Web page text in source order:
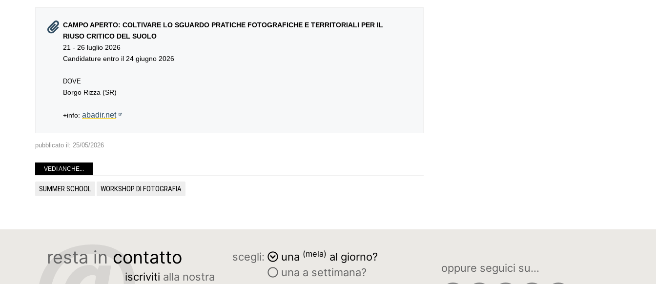
CAMPO APERTO: COLTIVARE LO SGUARDO PRATICHE FOTOGRAFICHE E TERRITORIALI PER IL
RIUSO CRITICO DEL SUOLO
21 - 26 luglio 2026
Candidature entro il 24 giugno 2026
DOVE
Borgo Rizza (SR)
+info: abadir.net
pubblicato il: 25/05/2026
VEDI ANCHE...
SUMMER SCHOOL WORKSHOP DI FOTOGRAFIA
resta in contatto
iscriviti alla nostra
scegli: una (mela) al giorno?
una a settimana?
oppure seguici su...